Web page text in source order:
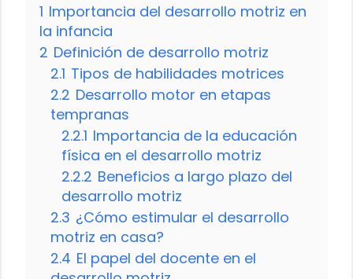
1 Importancia del desarrollo motriz en
la infancia
2 Definición de desarrollo motriz
2.1 Tipos de habilidades motrices
2.2 Desarrollo motor en etapas
tempranas
2.2.1 Importancia de la educación
física en el desarrollo motriz
2.2.2 Beneficios a largo plazo del
desarrollo motriz
2.3 ¿Cómo estimular el desarrollo
motriz en casa?
2.4 El papel del docente en el